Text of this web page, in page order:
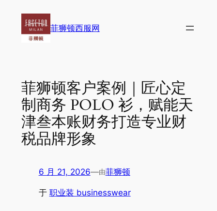
菲狮顿西服网
菲狮顿客户案例｜匠心定
制商务 POLO 衫，赋能天
津叁本账财务打造专业财
税品牌形象
6 月 21, 2026—由菲狮顿
于 职业装 businesswear